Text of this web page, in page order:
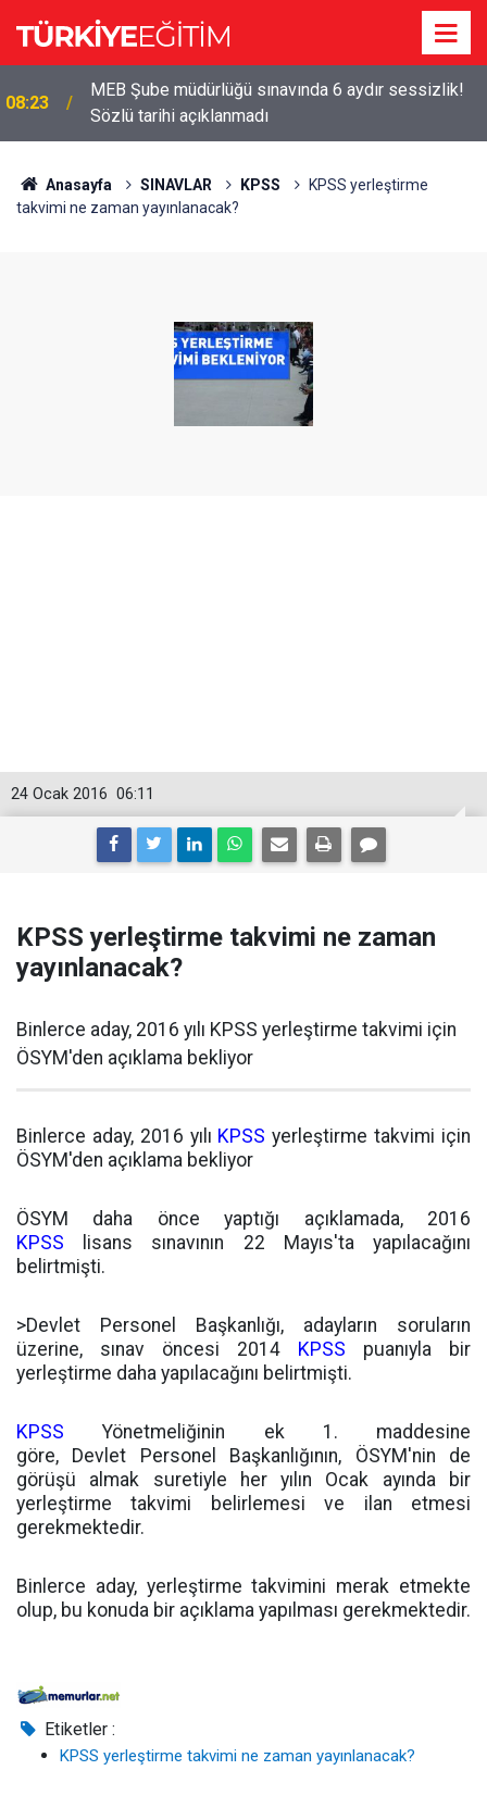
08:23
MEB Şube müdürlüğü sınavında 6 aydır sessizlik!
Sözlü tarihi açıklanmadı
Anasayfa SINAVLAR KPSS
KPSS yerleştirme
takvimi ne zaman yayınlanacak?
06:11
24 Ocak 2016
KPSS yerleştirme takvimi ne zaman
yayınlanacak?
Binlerce aday, 2016 yılı KPSS yerleştirme takvimi için
ÖSYM'den açıklama bekliyor
Binlerce aday, 2016 yılı KPSS yerleştirme takvimi için
ÖSYM'den açıklama bekliyor
ÖSYM daha önce yaptığı açıklamada, 2016
KPSS lisans sınavının 22 Mayıs'ta yapılacağını
belirtmişti.
>Devlet Personel Başkanlığı, adayların soruların
üzerine, sınav öncesi 2014 KPSS puanıyla bir
yerleştirme daha yapılacağını belirtmişti.
KPSS Yönetmeliğinin ek 1. maddesine
göre, Devlet Personel Başkanlığının, ÖSYM'nin de
görüşü almak suretiyle her yılın Ocak ayında bir
yerleştirme takvimi belirlemesi ve ilan etmesi
gerekmektedir.
Binlerce aday, yerleştirme takvimini merak etmekte
olup, bu konuda bir açıklama yapılması gerekmektedir.
Etiketler :
KPSS yerleştirme takvimi ne zaman yayınlanacak?